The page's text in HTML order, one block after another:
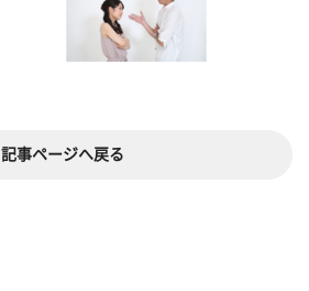
記事ページへ戻る